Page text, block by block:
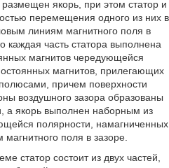
якорь, при этом статор и
перемещения одного из них в
линиям магнитного поля в
каждая часть статора выполнена
магнитов чередующейся
магнитов, прилегающих
причем поверхности
воздушного зазора образованы
а якорь выполнен наборным из
полярности, намагниченных
поля в зазоре.
статор состоит из двух частей,